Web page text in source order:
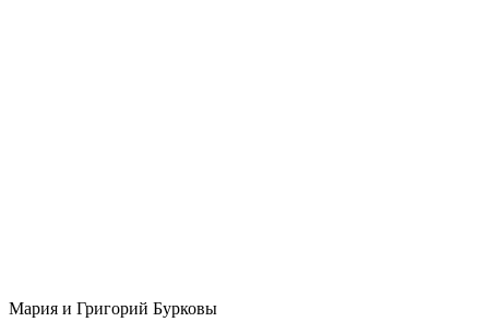
Мария и Григорий Бурковы